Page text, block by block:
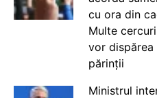
cu ora din
Multe
vor dispărea
părinții
Ministrul